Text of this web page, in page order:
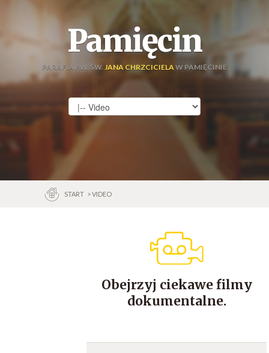
Pamięcin
PARAFIA P.W. ŚW. JANA CHRZCICIELAW PAMIĘCINIE
START > VIDEO
Obejrzyj ciekawe filmy
dokumentalne.